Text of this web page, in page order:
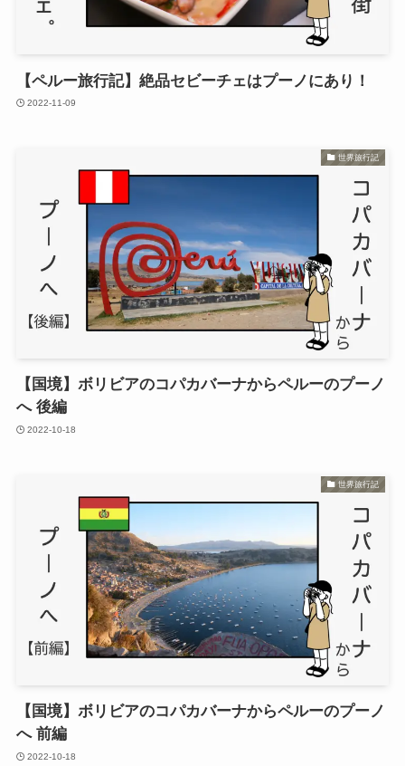
【ペルー旅行記】絶品セビーチェはプーノにあり！
2022-11-09
世界旅行記
【国境】ボリビアのコパカバーナからペルーのプーノ
へ 後編
2022-10-18
世界旅行記
【国境】ボリビアのコパカバーナからペルーのプーノ
へ 前編
2022-10-18